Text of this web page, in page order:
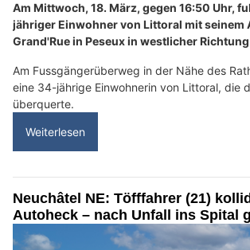
Am Mittwoch, 18. März, gegen 16:50 Uhr,
jähriger Einwohner von Littoral mit seinem
Grand'Rue in Peseux in westlicher
Am Fussgängerüberweg in der Nähe des
eine 34-jährige Einwohnerin von Littoral, die
überquerte.
Weiterlesen
Neuchâtel NE: Töfffahrer (21)
Autoheck – nach Unfall ins Spital